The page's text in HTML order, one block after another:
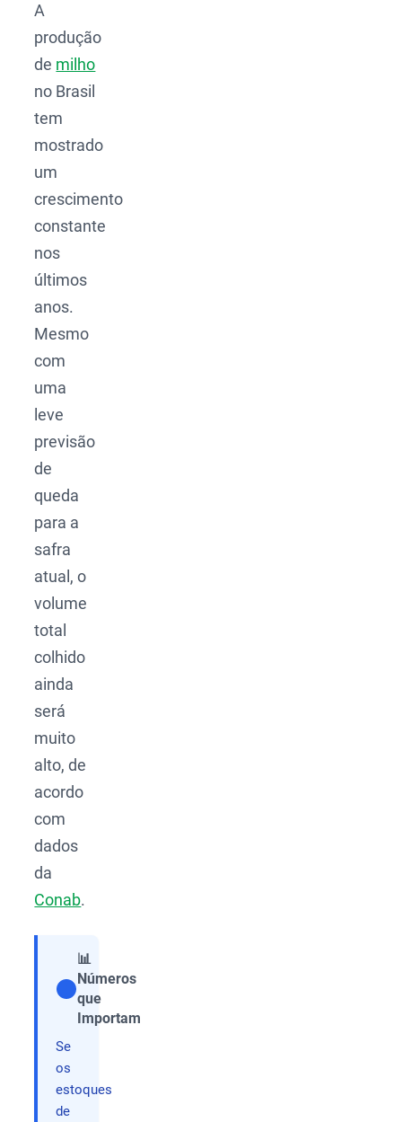
A
produção
de milho
no Brasil
tem
mostrado
um
crescimento
constante
nos
últimos
anos.
Mesmo
com
uma
leve
previsão
de
queda
para a
safra
atual, o
volume
total
colhido
ainda
será
muito
alto, de
acordo
com
dados
da
Conab.
📊
Números
que
Importam
Se
os
estoques
de